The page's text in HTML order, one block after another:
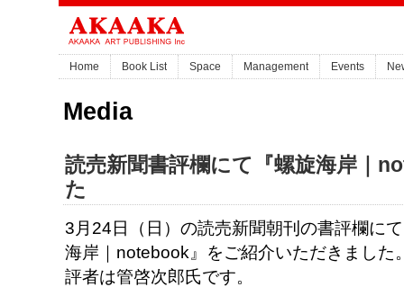
Home Book List Space Management Events
Media
読売新聞書評欄にて『螺旋海岸｜
た
3月24日（日）の読売新聞朝刊の書評欄に
海岸｜notebook』をご紹介いただきました
評者は管啓次郎氏です。